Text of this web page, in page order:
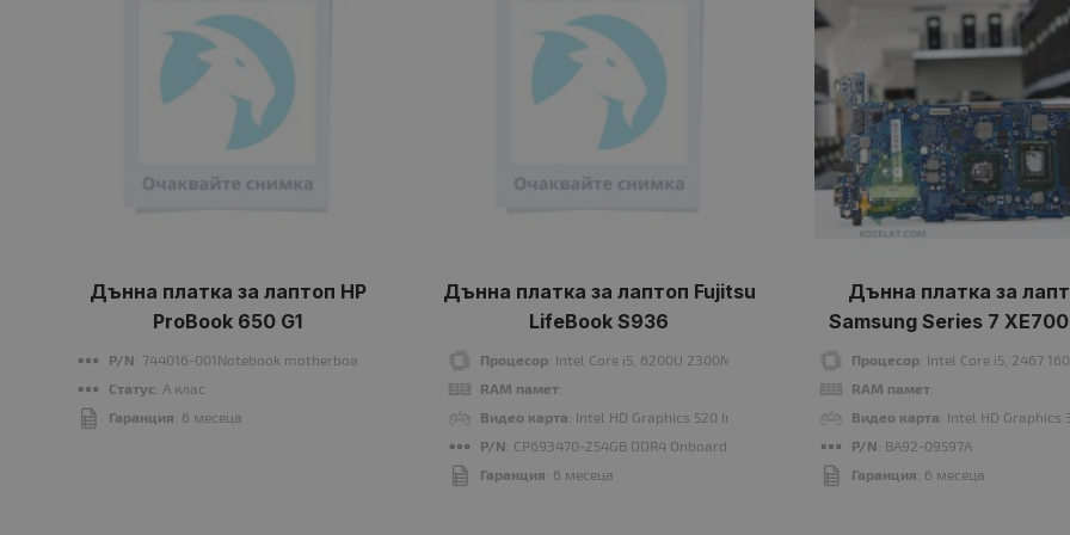
Дънна платка за лаптоп HP
ProBook 650 G1
P/N: 744016-001Notebook motherboard
Статус: A клас
Гаранция: 6 месеца
Дънна платка за лаптоп Fujitsu
LifeBook S936
Процесор: Intel Core i5, 6200U 2300MHz 3MB 2 cores, 4 threads
RAM памет:
Видео карта: Intel HD Graphics 520 Intel® HD Graphics 520
P/N: CP693470-Z54GB DDR4 Onboard Notebook motherboard
Гаранция: 6 месеца
Дънна платка за
Samsung Series 7
H01DE
Процесор: Intel Core i5, 2467
RAM памет:
Видео карта: Intel HD Graphics
P/N: BA92-09597A
Гаранция: 6 месеца